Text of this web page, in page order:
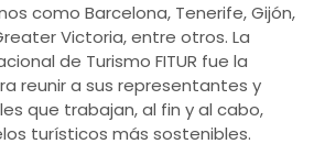
como Barcelona, Tenerife, Gijón,
Victoria, entre otros. La
de Turismo FITUR fue la
reunir a sus representantes y
que trabajan, al fin y al cabo,
turísticos más sostenibles.